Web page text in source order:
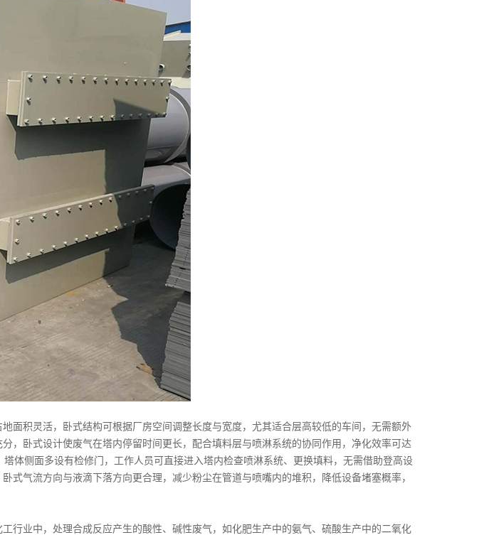
面积灵活，卧式结构可根据厂房空间调整长度与宽度，尤其适合层高较低的车间，无需额外
，卧式设计使废气在塔内停留时间更长，配合填料层与喷淋系统的协同作用，净化效率可达
体侧面多设有检修门，工作人员可直接进入塔内检查喷淋系统、更换填料，无需借助登高设
式气流方向与液滴下落方向更合理，减少粉尘在管道与喷嘴内的堆积，降低设备堵塞概率，
行业中，处理合成反应产生的酸性、碱性废气，如化肥生产中的氨气、硫酸生产中的二氧化